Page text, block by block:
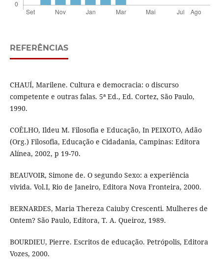
REFERÊNCIAS
CHAUÍ, Marilene. Cultura e democracia: o discurso
competente e outras falas. 5ª Ed., Ed. Cortez, São Paulo,
1990.
COÊLHO, Ildeu M. Filosofia e Educação, In PEIXOTO, Adão
(Org.) Filosofia, Educação e Cidadania, Campinas: Editora
Alínea, 2002, p 19-70.
BEAUVOIR, Simone de. O segundo Sexo: a experiência
vivida. Vol.I, Rio de Janeiro, Editora Nova Fronteira, 2000.
BERNARDES, Maria Thereza Caiuby Crescenti. Mulheres de
Ontem? São Paulo, Editora, T. A. Queiroz, 1989.
BOURDIEU, Pierre. Escritos de educação. Petrópolis, Editora
Vozes, 2000.